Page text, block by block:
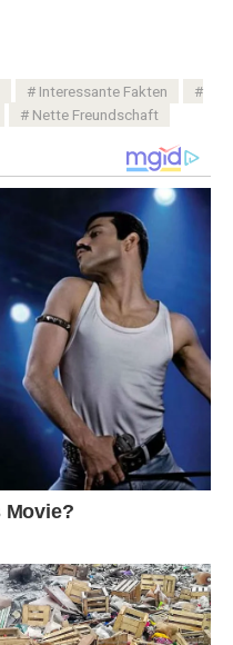
Interessante Fakten
Nette Freundschaft